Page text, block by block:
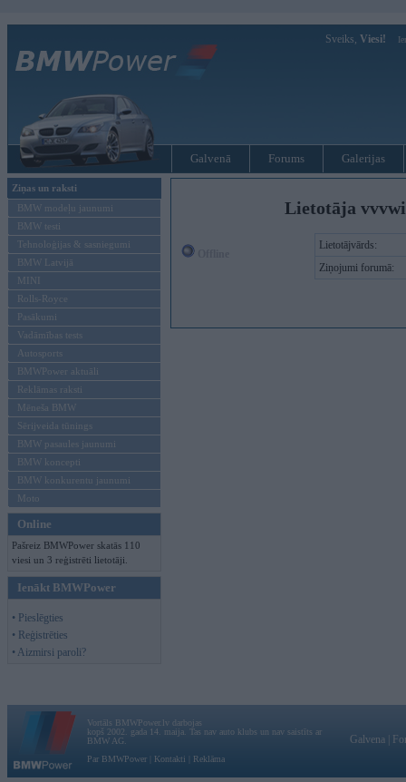
Sveiks, Viesi!
Galvenā Forums Galerijas
Ziņas un raksti
BMW modeļu jaunumi
BMW testi
Tehnoloģijas & sasniegumi
BMW Latvijā
MINI
Rolls-Royce
Pasākumi
Vadāmības tests
Autosports
BMWPower aktuāli
Reklāmas raksti
Mēneša BMW
Sērijveida tūnings
BMW pasaules jaunumi
BMW koncepti
BMW konkurentu jaunumi
Moto
Online
Pašreiz BMWPower skatās 110
viesi un 3 reģistrēti lietotāji.
Ienākt BMWPower
• Pieslēgties
• Reģistrēties
• Aizmirsi paroli?
Lietotāja
Lietotājvārds:
Ziņojumi forumā:
Vortāls BMWPower.lv darbojas
kopš 2002. gada 14. maija. Tas nav auto klubs un nav saistīts ar
BMW AG.
Par BMWPower
Kontakti Reklāma
Galvena